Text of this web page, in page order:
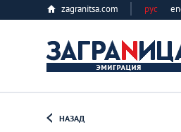
zagranitsa.com рус
НАЗАД